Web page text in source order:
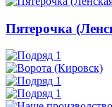
Пятерочка